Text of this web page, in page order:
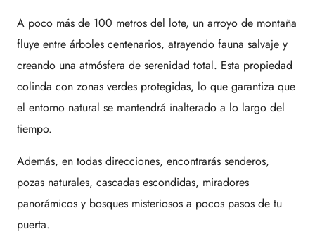
A poco más de 100 metros del lote, un arroyo de montaña
fluye entre árboles centenarios, atrayendo fauna salvaje y
creando una atmósfera de serenidad total. Esta propiedad
colinda con zonas verdes protegidas, lo que garantiza que
el entorno natural se mantendrá inalterado a lo largo del
tiempo.
Además, en todas direcciones, encontrarás senderos,
pozas naturales, cascadas escondidas, miradores
panorámicos y bosques misteriosos a pocos pasos de tu
puerta.